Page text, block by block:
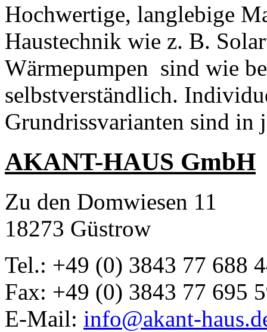
Hochwertige, langlebige
Haustechnik wie z. B.
Wärmepumpen sind wie
selbstverständlich.
Grundrissvarianten sind in
AKANT-HAUS GmbH
Zu den Domwiesen 11
18273 Güstrow
Tel.: +49 (0) 3843 77 688
Fax: +49 (0) 3843 77 695
E-Mail: info@akant-